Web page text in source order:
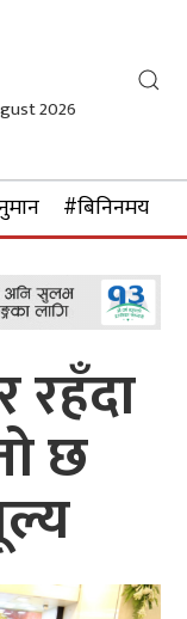
2026
#बिनिनमयदर
रहँदा
छ